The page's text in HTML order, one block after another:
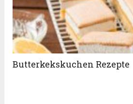
Butterkekskuchen Rezepte